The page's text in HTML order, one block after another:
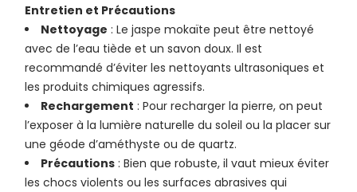
Entretien et Précautions
Nettoyage : Le jaspe mokaïte peut être nettoyé
avec de l’eau tiède et un savon doux. Il est
recommandé d’éviter les nettoyants ultrasoniques et
les produits chimiques agressifs.
Rechargement : Pour recharger la pierre, on peut
l’exposer à la lumière naturelle du soleil ou la placer sur
une géode d’améthyste ou de quartz.
Précautions : Bien que robuste, il vaut mieux éviter
les chocs violents ou les surfaces abrasives qui